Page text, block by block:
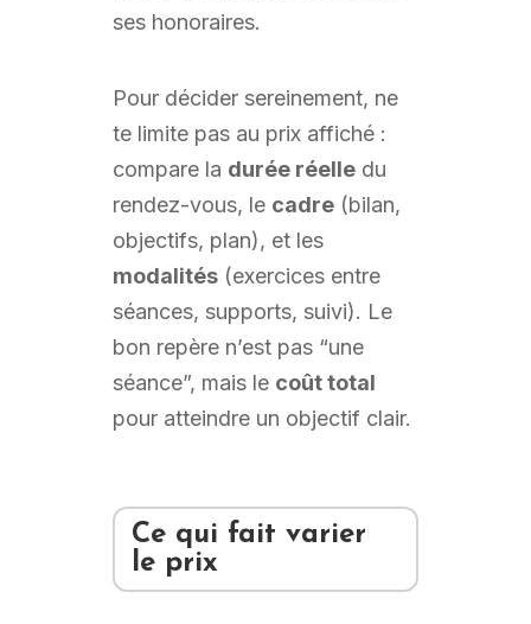
ses honoraires.
Pour décider sereinement, ne
te limite pas au prix affiché :
compare la durée réelledu
rendez-vous, le cadre(bilan,
objectifs, plan), et les
modalités(exercices entre
séances, supports, suivi). Le
bon repère n’est pas “une
séance”, mais le coût total
pour atteindre un objectif clair.
Ce qui fait varier
le prix